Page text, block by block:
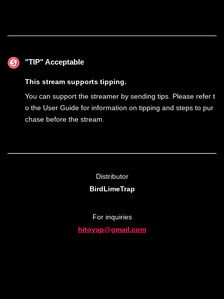
"TIP" Acceptable
This stream supports tipping.
You can support the streamer by sending tips. Please refer t
o the User Guide for information on tipping and steps to pur
chase before the stream.
Distributor
BirdLimeTrap
For inquiries
hitoyap@gmail.com